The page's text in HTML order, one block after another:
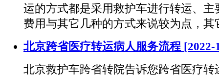
运的方式都是采用救护车进行转运、主
费用与其它几种的方式来说较为点，其
北京跨省医疗转运病人服务流程 [2022-
北京救护车跨省转院告诉您跨省医疗转